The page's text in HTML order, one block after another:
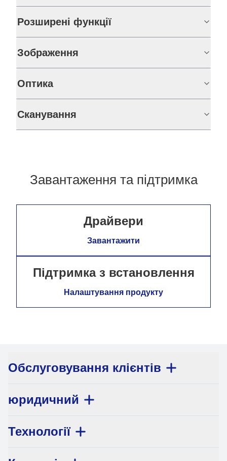
Розширені функції
Зображення
Оптика
Сканування
Завантаження та підтримка
Драйвери
Завантажити
Підтримка з встановлення
Налаштування продукту
Обслуговування клієнтів
юридичний
Технології